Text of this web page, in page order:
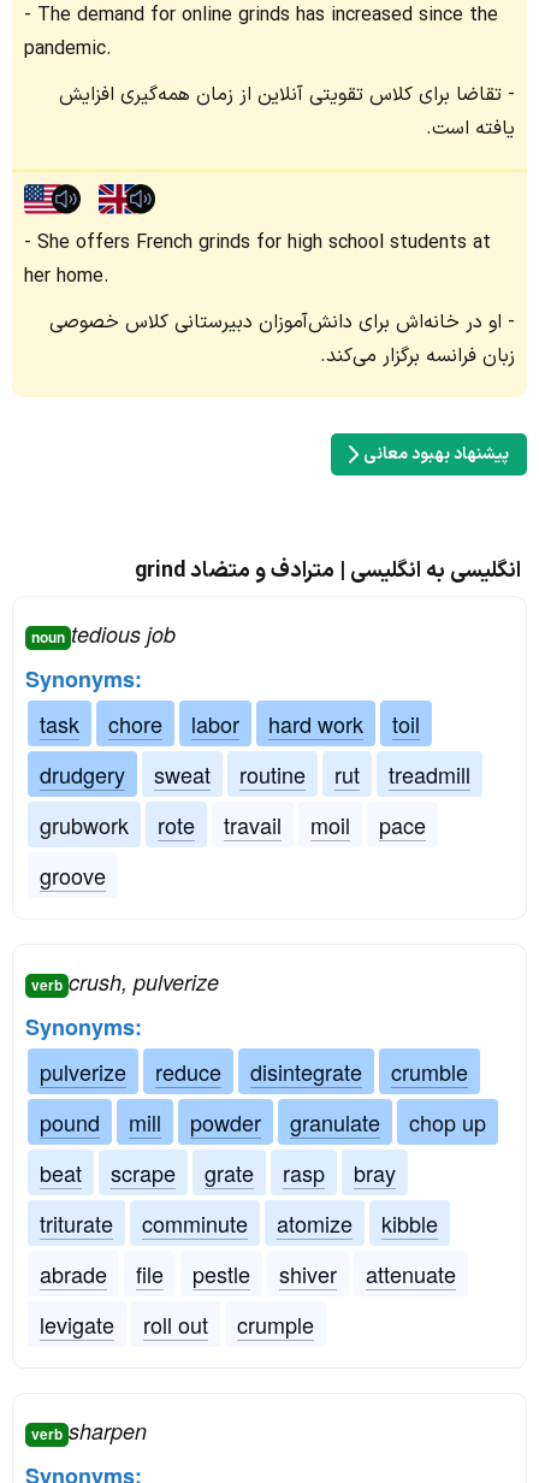
The demand for online grinds has increased since the
pandemic.
تقاضا برای کلاس تقویتی آنلاین از زمان همه‌گیری افزایش
یافته است.
She offers French grinds for high school students at
her home.
او در خانه‌اش برای دانش‌آموزان دبیرستانی کلاس خصوصی
زبان فرانسه برگزار می‌کند.
پیشنهاد بهبود معانی
انگلیسی به انگلیسی | مترادف و متضاد grind
noun tedious job
Synonyms:
task
chore labor hard work
toil
drudgery
sweat routine rut
treadmill
grubwork
rote travail moil
pace
groove
verb crush, pulverize
Synonyms:
pulverize
reduce disintegrate
crumble
pound
mill powder granulate
chop up
beat
scrape grate rasp
bray
triturate
comminute atomize
kibble
abrade
file pestle shiver
attenuate
levigate
roll out crumple
verb sharpen
Synonyms: